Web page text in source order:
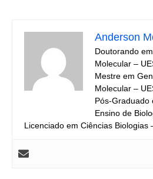
Anderson
Doutorando
Molecular –
Mestre em
Molecular –
Pós-Graduado
Ensino de
Licenciado em Ciências Biologias